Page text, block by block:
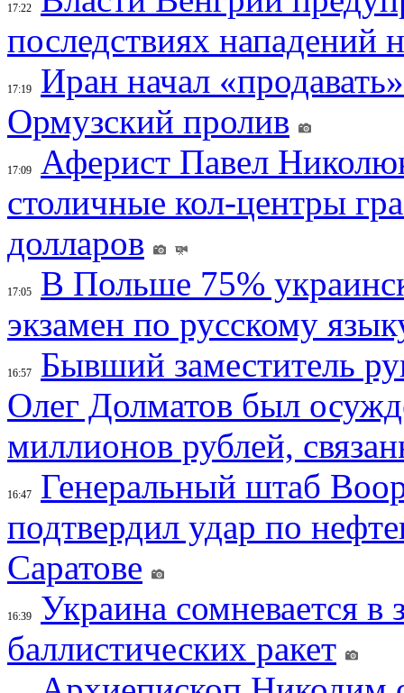
17:22
последствиях нападений
17:19
Иран начал
Ормузский пролив
17:09
Аферист Павел
столичные кол-центры
долларов
17:05
В Польше 75%
экзамен по русскому
16:57
Бывший заместитель
Олег Долматов был
миллионов рублей,
16:47
Генеральный штаб
подтвердил удар по
Саратове
16:39
Украина сомневается в
баллистических ракет